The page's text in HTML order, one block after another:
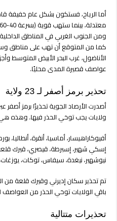
أما الرياح، فستكون بشكل عام خفيفة
ومن الجنوب الغربي في المناطق
كما من المتوقع أن تهب على مناطق
الأناضول، غرب البحر الأبيض المتوسط
عواصف قصيرة المدى محليًا.
تحذير برمز أصفر لـ 23 ولاية
أصدرت الأرصاد الجوية تحذيرًا برمز
ولايات يجب توخي الحذر فيها. وهذه هي
أفيوكاراهيسار، أماسيا، أنقرة، أنطاليا،
إسكي شهير، إسبرطة، قيصري، قيرك
نيوشهير، نيغدة، سيفاس، توكات،
تم تحذير سكان إديرني وقيرك قلعة من
باقي الولايات توخي الحذر من العواصف
تحذيرات متتالية